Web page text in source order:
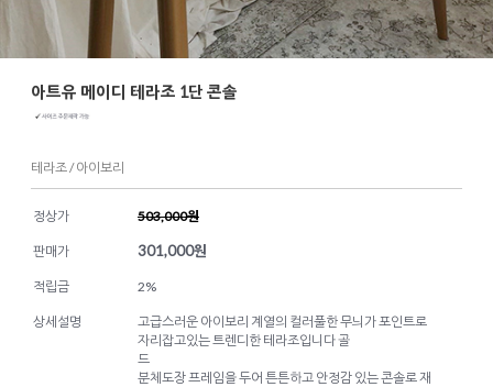
아트유 메이디 테라조 1단 콘솔
테라조 / 아이보리
정상가 503,000원
판매가 301,000원
적립금 2%
상세설명
고급스러운 아이보리 계열의 컬러풀한 무늬가 포인트로
자리잡고있는 트렌디한 테라조입니다 골
드
분체도장 프레임을 두어 튼튼하고 안정감 있는 콘솔로 재